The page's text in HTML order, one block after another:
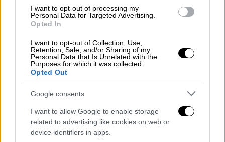
I want to opt-out of processing my
Personal Data for Targeted Advertising.
Opted In
I want to opt-out of Collection, Use,
Retention, Sale, and/or Sharing of my
Personal Data that Is Unrelated with the
Purposes for which it was collected.
Opted Out
Google consents
I want to allow Google to enable storage
related to advertising like cookies on web or
device identifiers in apps.
Η Ευρώπη θα πληρώσει ακριβά την
απεξάρτηση από το ρωσικό αέριο
Η απεξάρτηση από το ρωσικό αέριο εντείνει
την ανησυχία γιαέναν πολύ ακριβό
ενεργειακό χειμώνα που θα ζήσει η Ευρώπη.
Και οι εκτιμήσεις των αναλυτών, όμως, είναι
δυσοίωνες με την Ευρώπη – και
συγκεκριμένα τους ευρωπαίους
καταναλωτές- να πληρώνουν για μία ακόμη
φορά τη νύφη.